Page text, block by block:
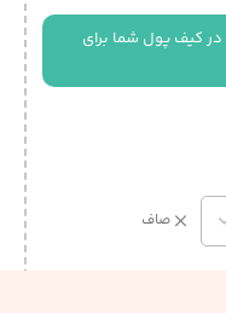
کیف پول شما برای
صاف